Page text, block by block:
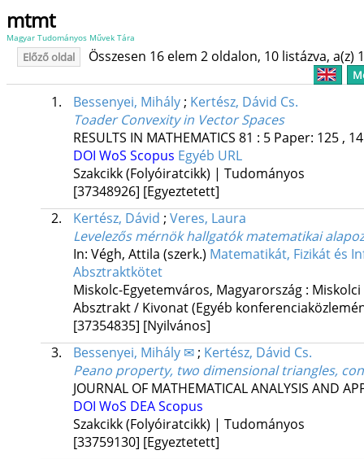
mtmt
Magyar Tudományos Művek Tára
Előző oldal Összesen 16 elem 2 oldalon, 10 listázva, a(z)
1. Bessenyei, Mihály; Kertész, Dávid Cs.
Toader Convexity in Vector Spaces
RESULTS IN MATHEMATICS 81 : 5 Paper: 125 ,
DOI WoS Scopus Egyéb URL
Szakcikk (Folyóiratcikk) | Tudományos
[37348926] [Egyeztetett]
2.
Kertész, Dávid ; Veres, Laura
Levelezős mérnök hallgatók matematikai
In: Végh, Attila (szerk.) Matematikát, Fizikát és
Absztraktkötet
Miskolc-Egyetemváros, Magyarország :
Absztrakt / Kivonat (Egyéb
[37354835] [Nyilvános]
3.
Bessenyei, Mihály ✉; Kertész, Dávid Cs.
Peano property, two dimensional triangles,
JOURNAL OF MATHEMATICAL ANALYSIS AND
DOI WoS DEAScopus
Szakcikk (Folyóiratcikk) | Tudományos
[33759130] [Egyeztetett]